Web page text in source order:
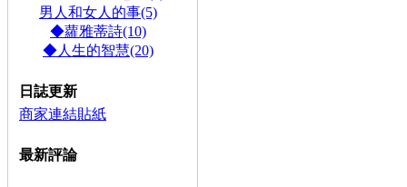
男人和女人的事(5)
◆蘿雅蒂詩(10)
◆人生的智慧(20)
日誌更新
商家連結貼紙
最新評論